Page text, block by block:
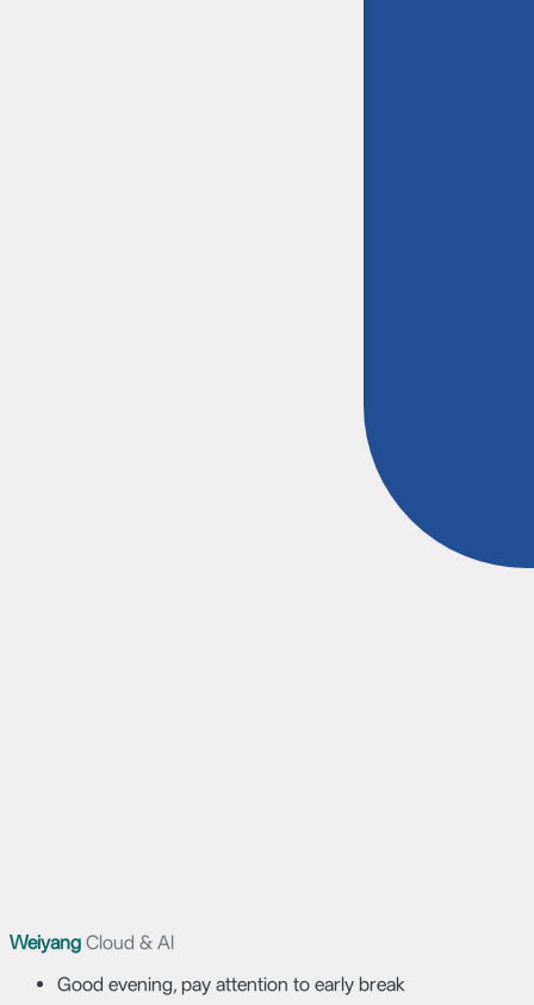
Weiyang Cloud & AI
Good evening, pay attention to early break